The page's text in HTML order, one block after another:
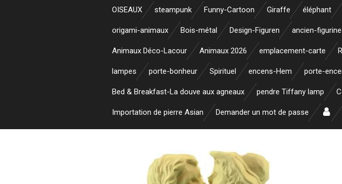
OISEAUX steampunk Funny-Cartoon Giraffe éléphant
origami-animaux Bois-métal Design-Figuren ancien-
Animaux Déco-Lacour Animaux 2026 emplacement-carte
lampes porte-bonheur Spirituel encens-Hem porte-
Bed & Breakfast-La douve aux agneaux pendre Tiffany lamp
Importation de pierre Asian Demander un mot de passe